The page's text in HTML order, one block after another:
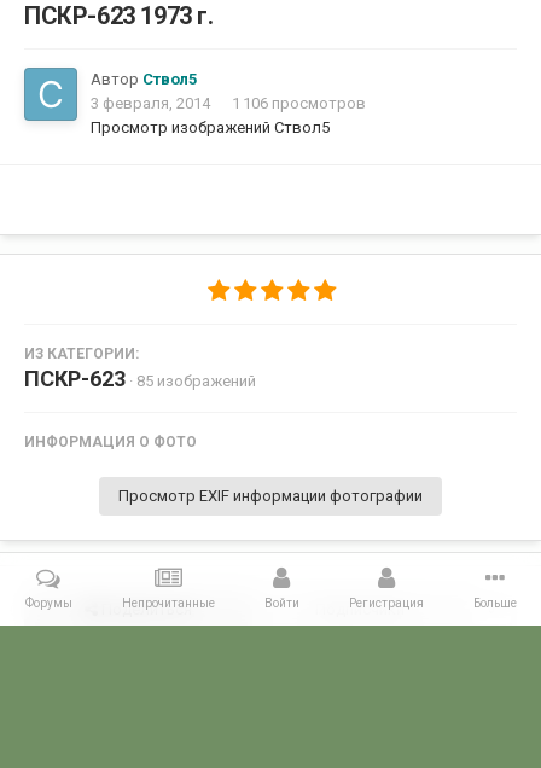
ПСКР-623 1973 г.
Автор Ствол5
3 февраля, 2014
1 106 просмотров
Просмотр изображений Ствол5
ИЗ КАТЕГОРИИ:
ПСКР-623 · 85 изображений
ИНФОРМАЦИЯ О ФОТО
Просмотр EXIF информации фотографии
Поделиться Подписчики 0
Форумы Непрочитанные Войти Регистрация Больше